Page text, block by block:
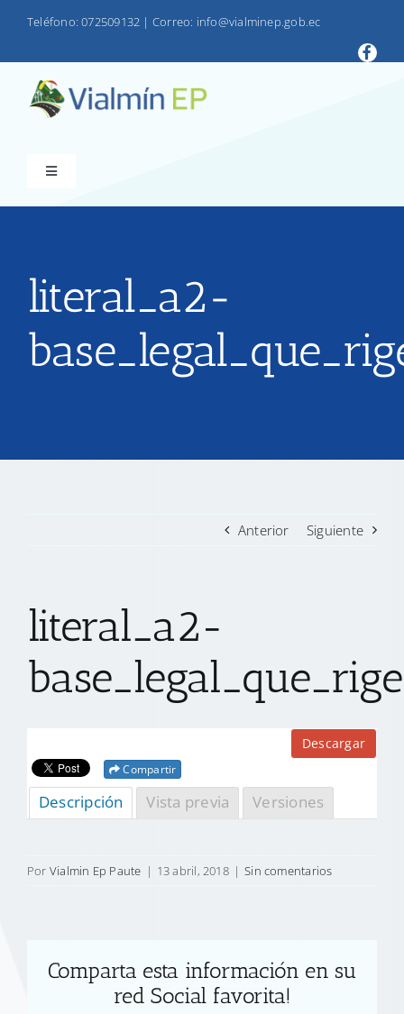
Teléfono: 072509132 | Correo: info@vialminep.gob.ec
Toggle
Navigation
VIALMIN
PRODUCTOS
TRANSPARENCIA
CONTACTO
literal_a2-
Anterior Siguiente
literal_a2-
Descargar
Compartir
Descripción Vista previa Versiones
Por Vialmin Ep Paute | 13 abril, 2018 | Sin comentarios
Comparta esta información en su
red Social favorita!